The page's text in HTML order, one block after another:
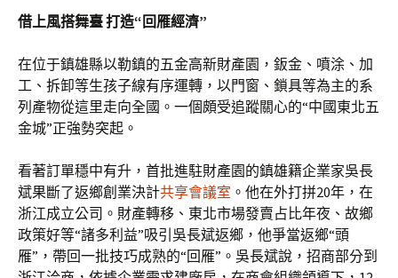
借上風搭舞臺 打造“回雁經濟”
在位于鎮雄縣以勒鎮的五金高新財產園，鈑金、噴涂、加
工、拆卸等生孩子線有序運轉，以門窗、鎖具等為主的系
列產物從這里走向全國。一個頗受追蹤關心的“中國東北五
金城”正強勢突起。
看著訂單穩中有升，首批進駐財產園的鎮雄籍企業家吳長
斌果斷了返鄉創業決計共享會議室 。他在外打拼20年，在
浙江成立公司。財產轉移、東北市場發賣占比年夜、故鄉
政策好等“諸多利益”吸引吳長斌返鄉，他爭當返鄉“頭
雁”，帶回一批技巧成熟的“回雁”。吳長斌說，招商部分到